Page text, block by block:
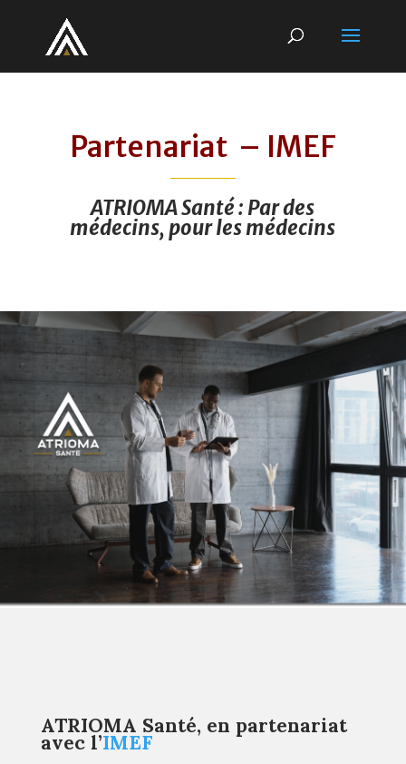
Partenariat – IMEF
ATRIOMA Santé : Par des
médecins, pour les médecins
ATRIOMA Santé, en partenariat
avec l’IMEF